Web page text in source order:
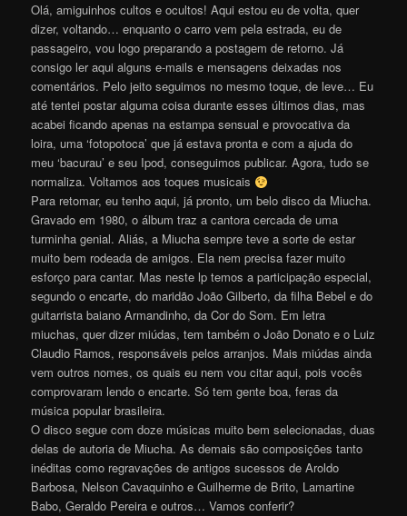
Olá, amiguinhos cultos e ocultos! Aqui estou eu de volta, quer
dizer, voltando… enquanto o carro vem pela estrada, eu de
passageiro, vou logo preparando a postagem de retorno. Já
consigo ler aqui alguns e-mails e mensagens deixadas nos
comentários. Pelo jeito seguimos no mesmo toque, de leve… Eu
até tentei postar alguma coisa durante esses últimos dias, mas
acabei ficando apenas na estampa sensual e provocativa da
loira, uma ‘fotopotoca’ que já estava pronta e com a ajuda do
meu ‘bacurau’ e seu Ipod, conseguimos publicar. Agora, tudo se
normaliza. Voltamos aos toques musicais
Para retomar, eu tenho aqui, já pronto, um belo disco da Miucha.
Gravado em 1980, o álbum traz a cantora cercada de uma
turminha genial. Aliás, a Miucha sempre teve a sorte de estar
muito bem rodeada de amigos. Ela nem precisa fazer muito
esforço para cantar. Mas neste lp temos a participação especial,
segundo o encarte, do maridão João Gilberto, da filha Bebel e do
guitarrista baiano Armandinho, da Cor do Som. Em letra
miuchas, quer dizer miúdas, tem também o João Donato e o Luiz
Claudio Ramos, responsáveis pelos arranjos. Mais miúdas ainda
vem outros nomes, os quais eu nem vou citar aqui, pois vocês
comprovaram lendo o encarte. Só tem gente boa, feras da
música popular brasileira.
O disco segue com doze músicas muito bem selecionadas, duas
delas de autoria de Miucha. As demais são composições tanto
inéditas como regravações de antigos sucessos de Aroldo
Barbosa, Nelson Cavaquinho e Guilherme de Brito, Lamartine
Babo, Geraldo Pereira e outros… Vamos conferir?